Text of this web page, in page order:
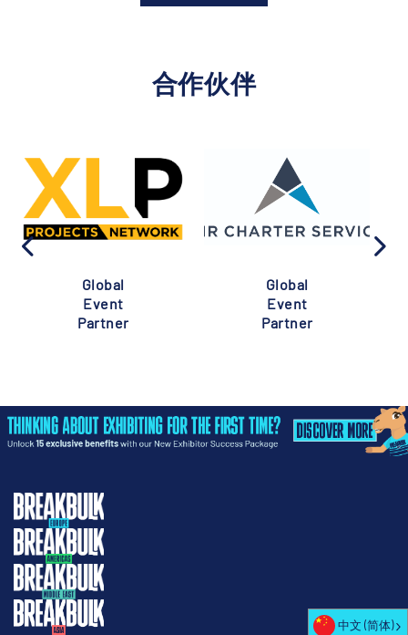
合作伙伴
Global
Event
Partner
Global
Event
Partner
中文 (简体)